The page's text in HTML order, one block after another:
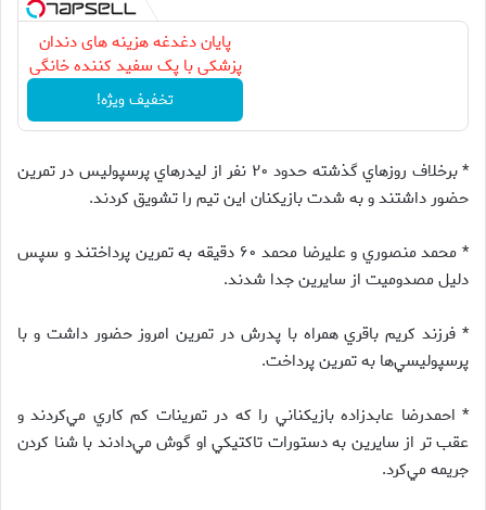
پایان دغدغه هزینه های دندان
پزشکی با پک سفید کننده خانگی
تخفیف ویژه!
* برخلاف روزهاي گذشته حدود ۲۰ نفر از ليدرهاي پرسپوليس در تمرين
حضور داشتند و به شدت بازيكنان اين تيم را تشويق كردند.
* محمد منصوري و عليرضا محمد ۶۰ دقيقه به تمرين پرداختند و سپس
دليل مصدوميت از سايرين جدا شدند.
* فرزند كريم باقري همراه با پدرش در تمرين امروز حضور داشت و با
پرسپوليسي‌ها به تمرين پرداخت.
* احمدرضا عابدزاده بازيكناني را كه در تمرينات كم كاري مي‌كردند و
عقب تر از سايرين به دستورات تاكتيكي او گوش مي‌دادند با شنا كردن
جريمه مي‌كرد.